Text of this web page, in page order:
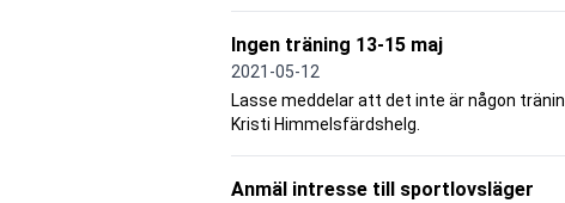
Ingen träning 13-15 maj
2021-05-12
Lasse meddelar att det inte är någon
Kristi Himmelsfärdshelg.
Anmäl intresse till sportlovsläger